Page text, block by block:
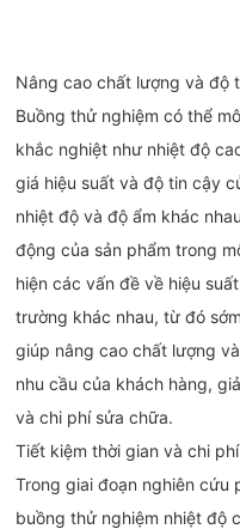
Nâng cao chất lượng và độ
Buồng thử nghiệm có thể
khắc nghiệt như nhiệt độ
giá hiệu suất và độ tin cậy
nhiệt độ và độ ẩm khác
động của sản phẩm trong
hiện các vấn đề về hiệu
trường khác nhau, từ đó
giúp nâng cao chất lượng
nhu cầu của khách hàng,
và chi phí sửa chữa.
Tiết kiệm thời gian và chi
Trong giai đoạn nghiên cứu
buồng thử nghiệm nhiệt độ